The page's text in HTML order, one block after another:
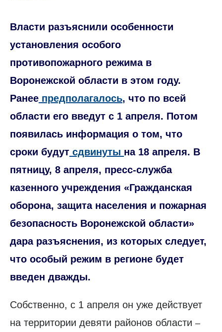
Власти разъяснили особенности
установления особого
противопожарного режима в
Воронежской области в этом году.
Ранее предполагалось, что по всей
области его введут с 1 апреля. Потом
появилась информация о том, что
сроки будут сдвинуты на 18 апреля. В
пятницу, 8 апреля, пресс-служба
казенного учреждения «Гражданская
оборона, защита населения и пожарная
безопасность Воронежской области»
дара разъяснения, из которых следует,
что особый режим в регионе будет
введен дважды.
Собственно, с 1 апреля он уже действует
на территории девяти районов области –